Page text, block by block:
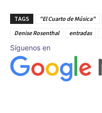
TAGS "El Cuarto de Música"
Denise Rosenthal
entradas
Síguenos en